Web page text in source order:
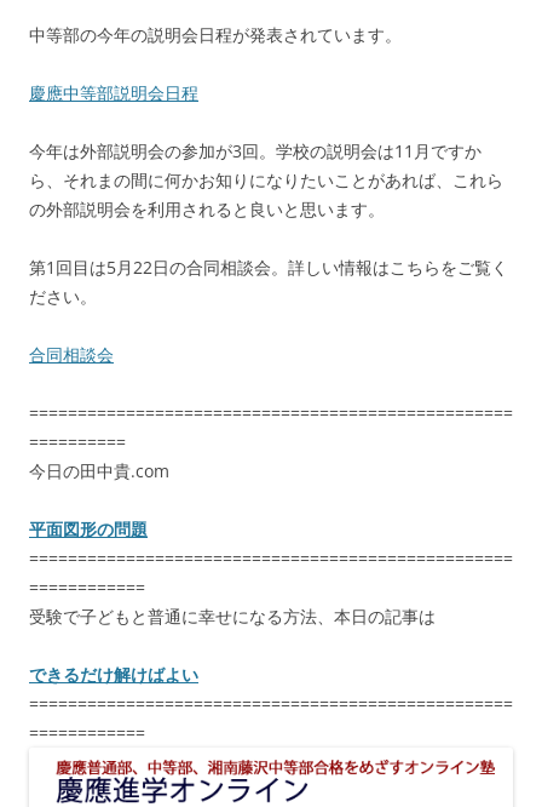
中等部の今年の説明会日程が発表されています。
慶應中等部説明会日程
今年は外部説明会の参加が3回。学校の説明会は11月ですか
ら、それまの間に何かお知りになりたいことがあれば、これら
の外部説明会を利用されると良いと思います。
第1回目は5月22日の合同相談会。詳しい情報はこちらをご覧く
ださい。
合同相談会
==================================================
==========
今日の田中貴.com
平面図形の問題
==================================================
============
受験で子どもと普通に幸せになる方法、本日の記事は
できるだけ解けばよい
==================================================
============